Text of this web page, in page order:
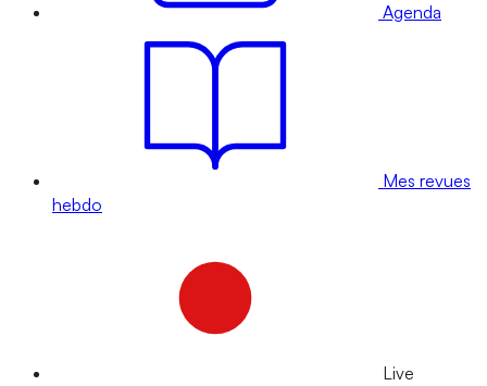
Agenda
Mes revues
hebdo
Live